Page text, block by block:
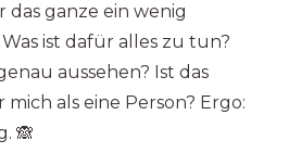
das ganze ein wenig
ist dafür alles zu tun?
aussehen? Ist das
als eine Person? Ergo:
🙈